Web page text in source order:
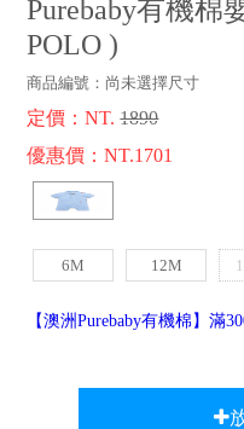
Purebaby有機棉
POLO )
商品編號： 尚未選擇尺寸
定價：NT.1890
優惠價：NT.1701
6M 12M
【澳洲Purebaby有機棉】滿